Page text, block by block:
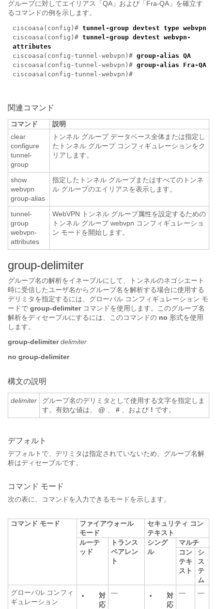
グループに対してエイリアス「QA」および「Fra-QA」を確立す
るコマンドの例を示します。
ciscoasa(config)# tunnel-group devtest type webvpn
ciscoasa(config)# tunnel-group devtest webvpn-
attributes
ciscoasa(config-tunnel-webvpn)# group-alias QA
ciscoasa(config-tunnel-webvpn)# group-alias Fra-QA
ciscoasa(config-tunnel-webvpn)#
関連コマンド
コマンド
説明
clear
configure
tunnel-
group
トンネル グループ データベース全体または指定し
たトンネル グループ コンフィギュレーションをク
リアします。
show
webvpn
group-alias
指定したトンネル グループまたはすべてのトンネ
ル グループのエイリアスを表示します。
tunnel-
group
webvpn-
attributes
WebVPN トンネル グループ属性を設定するための
トンネル グループ webvpn コンフィギュレーショ
ン モードを開始します。
group-delimiter
グループ名の解析をイネーブルにして、トンネルのネゴシエート
時に受信したユーザ名からグループ名を解析する場合に使用する
デリミタを指定するには、グローバル コンフィギュレーション モ
ードで group-delimiterコマンドを使用します。このグループ名
解析をディセーブルにするには、このコマンドの no 形式を使用
します。
group-delimiterdelimiter
no group-delimiter
構文の説明
delimiter
グループ名のデリミタとして使用する文字を指定しま
す。有効な値は、
@ # 、および ! です。
デフォルト
デフォルトで、デリミタは指定されていないため、グループ名解
析はディセーブルです。
コマンド モード
次の表に、コマンドを入力できるモードを示します。
コマンド モード
ファイアウォール
モード
セキュリティ コン
テキスト
ルーテ
ッド
トランス
ペアレン
ト
シング
ル
マルチ
コン
テキ
スト
シ
ス
テ
ム
グローバル コンフィ
ギュレーション
対
応
—
対
応
— —